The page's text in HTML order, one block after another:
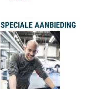
SPECIALE AANBIEDING